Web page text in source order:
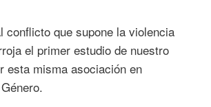
conflicto que supone la violencia
el primer estudio de nuestro
esta misma asociación en